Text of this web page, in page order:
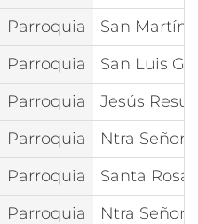
Parroquia
San Martín
Parroquia
San Luis
Parroquia
Jesús
Parroquia
Ntra
Parroquia
Santa Rosa
Parroquia
Ntra